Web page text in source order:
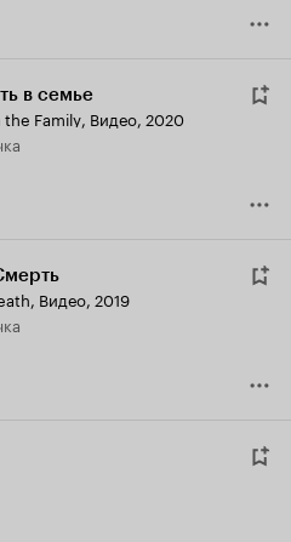
в семье
the Family, Видео, 2020
, Видео, 2019